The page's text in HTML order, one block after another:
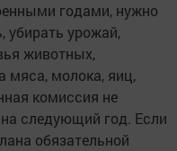
годами, нужно
убирать урожай,
животных,
мяса, молока, яиц,
комиссия не
следующий год. Если
обязательной